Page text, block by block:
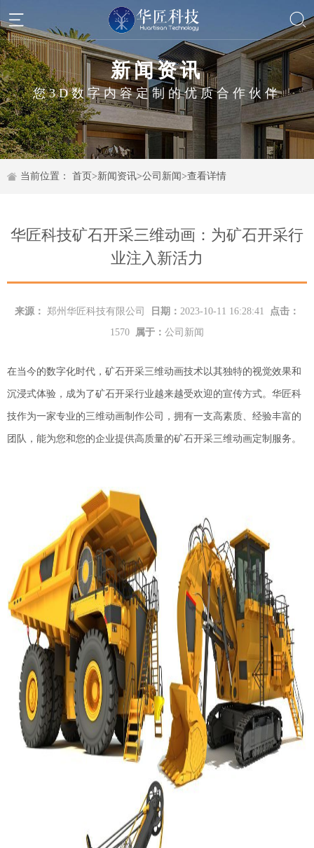
新闻资讯
您3D数字内容定制的优质合作伙伴
当前位置： 首页>新闻资讯>公司新闻>查看详情
华匠科技矿石开采三维动画：为矿石开采行
业注入新活力
来源： 郑州华匠科技有限公司 日期： 2023-10-11 16:28:41
点击：
1570
属于： 公司新闻
在当今的数字化时代， 矿石开采三维动画技术以其独特的视觉效果和
沉浸式体验，成为了矿石开采行业越来越受欢迎的宣传方式。华匠科
技作为一家专业的三维动画制作公司，拥有一支高素质、经验丰富的
团队， 能为您和您的企业提供高质量的矿石开采三维动画定制服务。